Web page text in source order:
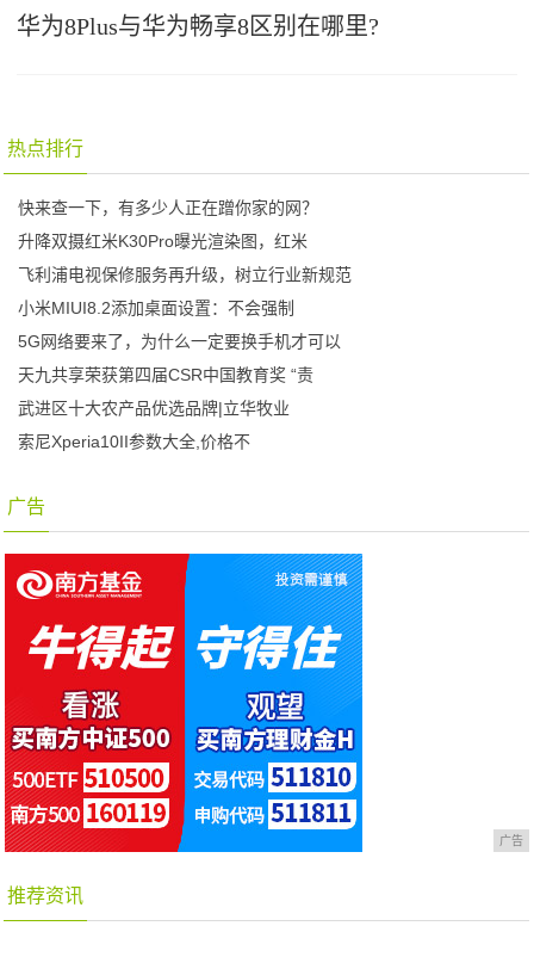
华为8Plus与华为畅享8区别在哪里?
热点排行
快来查一下，有多少人正在蹭你家的网？
升降双摄红米K30Pro曝光渲染图，红米
飞利浦电视保修服务再升级，树立行业新规范
小米MIUI8.2添加桌面设置：不会强制
5G网络要来了，为什么一定要换手机才可以
天九共享荣获第四届CSR中国教育奖 “责
武进区十大农产品优选品牌|立华牧业
索尼Xperia10II参数大全,价格不
广告
广告
推荐资讯